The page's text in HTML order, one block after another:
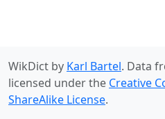
WikDict by Karl Bartel. Data
licensed under the Creative
ShareAlike License.